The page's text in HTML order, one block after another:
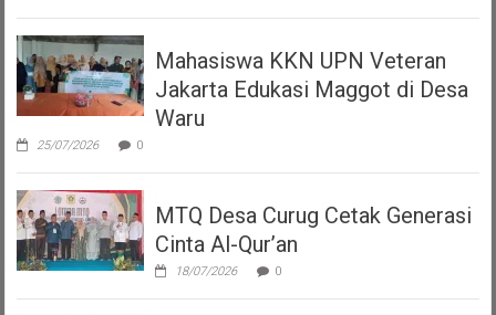
Mahasiswa KKN UPN Veteran
Jakarta Edukasi Maggot di Desa
Waru
25/07/2026 0
MTQ Desa Curug Cetak Generasi
Cinta Al-Qur’an
18/07/2026 0